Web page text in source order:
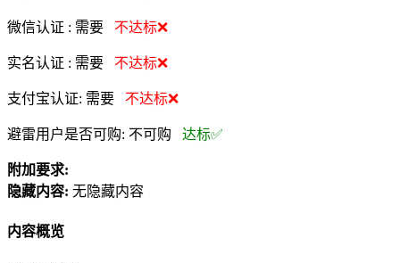
微信认证 : 需要 不达标❌
实名认证 : 需要 不达标❌
支付宝认证: 需要 不达标❌
避雷用户是否可购: 不可购 达标✅
附加要求:
隐藏内容: 无隐藏内容
内容概览